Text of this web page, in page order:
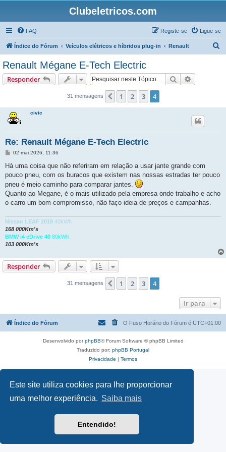
Este site utiliza cookies para lhe proporcionar
uma melhor experiência. Saiba mais
Entendido!
Clubeletricos.com
FAQ Ligue-se
Registe-se
Índice do Fórum Veículos elétricos e híbridos plug-in Renault
Renault Mégane E-Tech Electric
Responder Pesquisar
31 mensagens Anterior
1 2 3 4
civic
Re: Renault Mégane E-Tech Electric
M
n
a
g
e
m
02 mai 2026, 11:36
Há uma coisa que não referiram em relação a usar jante grande com
pouco pneu, com os buracos que existem nas nossas estradas ter pouco
pneu é meio caminho para comparar jantes.
Quanto ao Megane, é o mais utilizado pela empresa onde trabalho e acho
o carro um bom compromisso, não faço ideia de preços e campanhas.
Nissan LEAF 2018 40kWh
168 000Km's
BMW i4 eDrive 40 80kWh
103 000Km's
Responder
31 mensagens Anterior
1 2 3 4
Ir para
Índice do Fórum O Fuso Horário do Fórum é UTC+01:00
Desenvolvido porphpBB® Forum Software © phpBB Limited
Traduzido por: phpBB Portugal
Privacidade | Termos